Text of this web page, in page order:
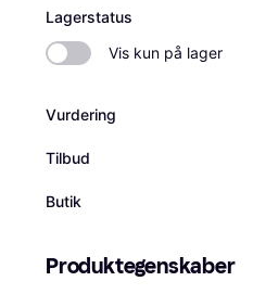
Lagerstatus
Vis kun på lager
Vurdering
Tilbud
Butik
Produktegenskaber